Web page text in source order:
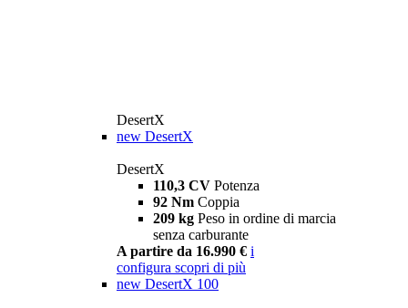
DesertX
new DesertX
DesertX
110,3 CV Potenza
92 Nm Coppia
209 kg Peso in ordine di marcia
senza carburante
A partire da 16.990 € i
configura scopri di più
new DesertX 100